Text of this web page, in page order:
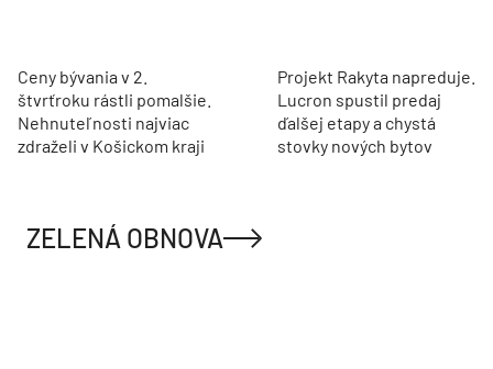
Ceny bývania v 2.
štvrťroku rástli pomalšie.
Nehnuteľnosti najviac
zdraželi v Košickom kraji
Projekt Rakyta napreduje.
Lucron spustil predaj
ďalšej etapy a chystá
stovky nových bytov
ZELENÁ OBNOVA